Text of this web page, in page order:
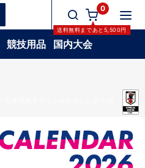
0
送料無料まであと 5,500円
競技用品 国内大会